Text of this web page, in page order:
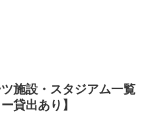
施設・スタジアム一覧
貸出あり】